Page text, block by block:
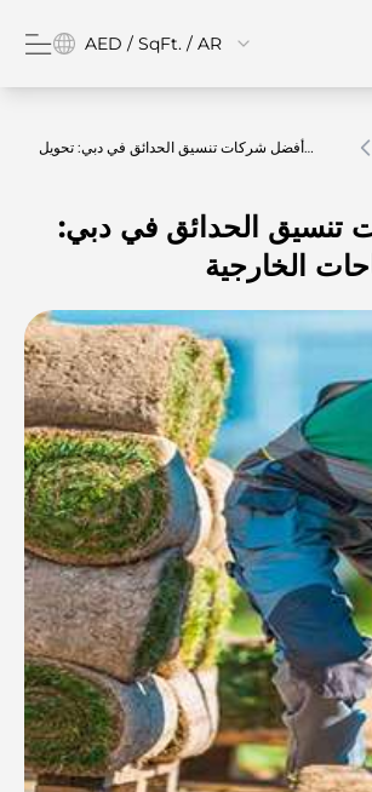
AED / SqFt. / AR
أفضل شركات تنسيق الحدائق في دبي: تحويل
تنسيق الحدائق في دبي:
الخارجية